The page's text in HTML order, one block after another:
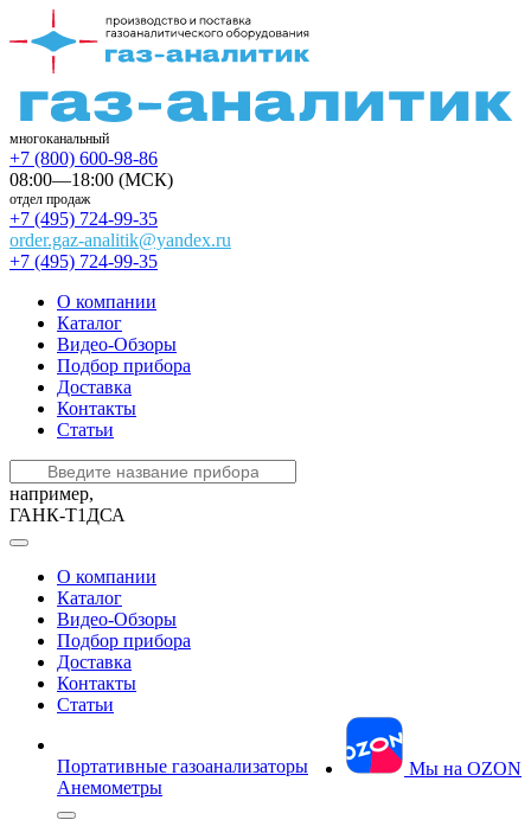
многоканальный
+7 (800) 600-98-86
08:00—18:00 (МСК)
отдел продаж
+7 (495) 724-99-35
order.gaz-analitik@yandex.ru
+7 (495) 724-99-35
О компании
Каталог
Видео-Обзоры
Подбор прибора
Доставка
Контакты
Статьи
например,
ГАНК-Т1ДСА
О компании
Каталог
Видео-Обзоры
Подбор прибора
Доставка
Контакты
Статьи
Мы на OZON
Портативные газоанализаторы
Анемометры